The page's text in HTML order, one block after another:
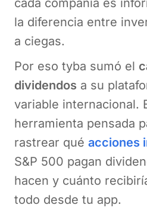
cada compañía es
la diferencia entre
a ciegas.
Por eso tyba sumó el
dividendos a su
variable internacional.
herramienta pensada
rastrear qué acciones
S&P 500 pagan
hacen y cuánto
todo desde tu app.